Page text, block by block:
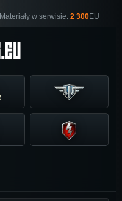
Materiały w serwisie: 2 300EU